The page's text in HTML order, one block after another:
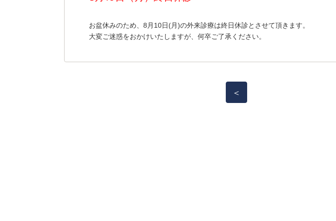
お盆休みのため、8月10日(月)の外来診療は終日休診とさせて頂きます。
大変ご迷惑をおかけいたしますが、何卒ご了承ください。
＜